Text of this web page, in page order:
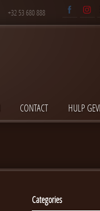
+32 53 680 888
CONTACT HULP
Categories